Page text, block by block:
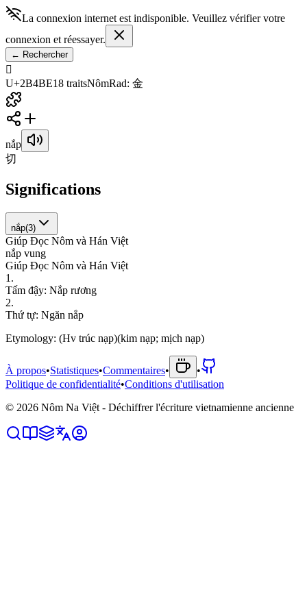
La connexion internet est indisponible. Veuillez vérifier votre
connexion et réessayer.
← Rechercher
𫒾
U+2B4BE18 traitsNômRad: 金
nắp
切
Significations
nắp(3)
Giúp Đọc Nôm và Hán Việt
nắp vung
Giúp Đọc Nôm và Hán Việt
1 .
Tấm đậy: Nắp rương
2.
Thứ tự: Ngăn nắp
Etymology: (Hv trúc nạp)(kim nạp; mịch nạp)
À propos•Statistiques•Commentaires•
•
Politique de confidentialité•Conditions d'utilisation
© 2026 Nôm Na Việt - Déchiffrer l'écriture vietnamienne ancienne